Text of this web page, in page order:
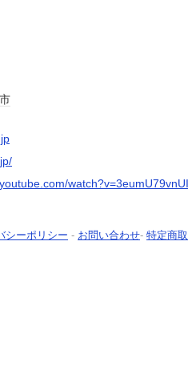
watch?v=3eumU79vnUI
シーポリシー - お問い合わせ- 特定商